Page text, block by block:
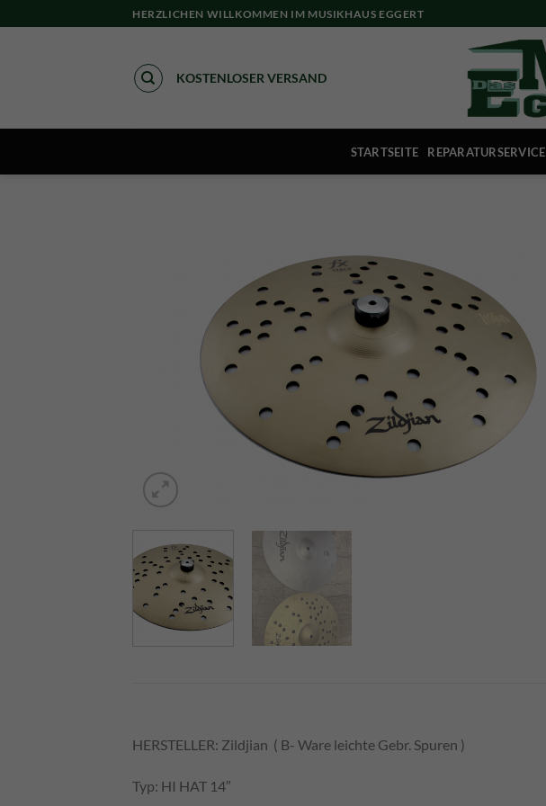
to
HERZLICHEN WILLKOMMEN IM MUSIKHAUS EGGERT
KOSTENLOSER VERSAND
STARTSEITE REPARATURSERVICE
HERSTELLER: Zildjian ( B- Ware leichte Gebr. Spuren )
Typ: HI HAT 14″